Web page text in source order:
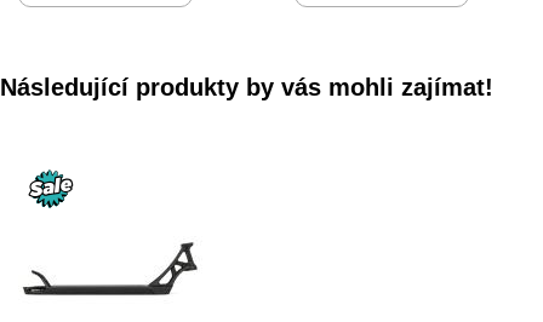
K K
Následující produkty by vás mohli zajímat!